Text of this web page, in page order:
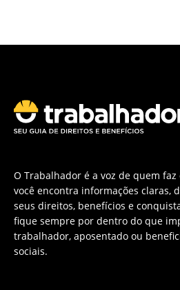
O Trabalhador é a voz de quem
você encontra informações claras,
seus direitos, benefícios e
fique sempre por dentro do que
trabalhador, aposentado ou
sociais.